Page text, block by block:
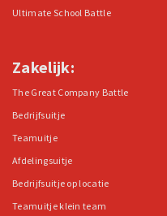
Ultimate School Battle
Zakelijk:
The Great Company Battle
Bedrijfsuitje
Teamuitje
Afdelingsuitje
Bedrijfsuitje op locatie
Teamuitje klein team